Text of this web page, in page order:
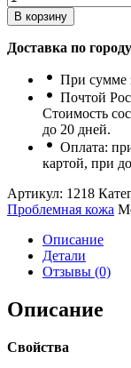
В корзину
Доставка по
При сумме
Почтой
Стоимость
до 20 дней.
Оплата:
картой, при
Артикул: 1218
Проблемная кожа
Описание
Детали
Отзывы (0)
Описание
Свойства